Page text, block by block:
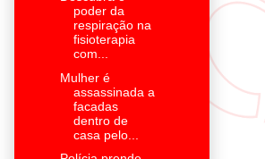
poder da
respiração na
fisioterapia
com...
Mulher é
assassinada a
facadas
dentro de
casa pelo...